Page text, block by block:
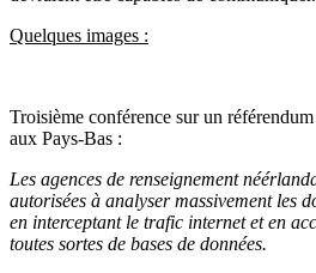
Quelques images :
Troisième conférence sur un
aux Pays-Bas :
Les agences de renseignement
autorisées à analyser massivement les
en interceptant le trafic internet et en
toutes sortes de bases de données.